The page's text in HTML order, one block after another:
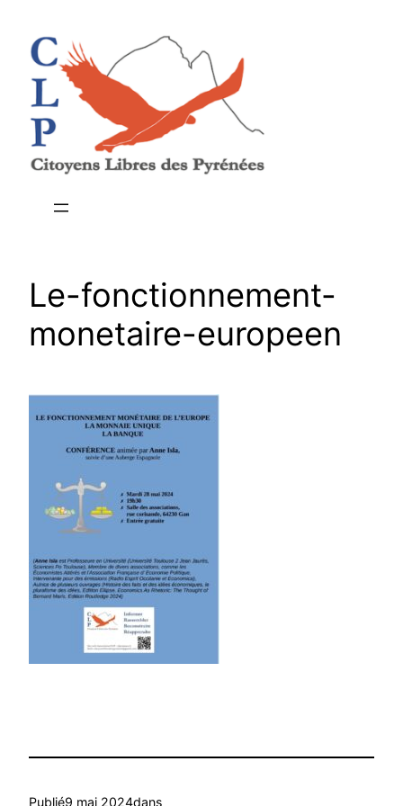
contenu
Le-fonctionnement-
monetaire-europeen
Publié9 mai 2024dans